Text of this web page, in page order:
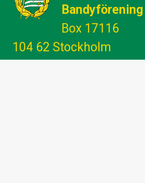
Bandyförening
Box 17116
104 62 Stockholm